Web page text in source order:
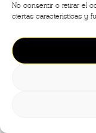
No consentir o retirar el
ciertas características y